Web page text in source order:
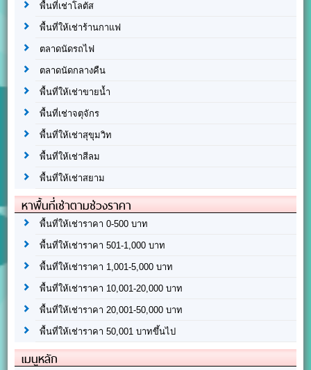
พื้นที่เช่าโลตัส
พื้นที่ให้เช่าร้านกาแฟ
ตลาดนัดรถไฟ
ตลาดนัดกลางคืน
พื้นที่ให้เช่าขายน้ำ
พื้นที่เช่าจตุจักร
พื้นที่ให้เช่าสุขุมวิท
พื้นที่ให้เช่าสีลม
พื้นที่ให้เช่าสยาม
หาพื้นที่เช่าตามช่วงราคา
พื้นที่ให้เช่าราคา 0-500 บาท
พื้นที่ให้เช่าราคา 501-1,000 บาท
พื้นที่ให้เช่าราคา 1,001-5,000 บาท
พื้นที่ให้เช่าราคา 10,001-20,000 บาท
พื้นที่ให้เช่าราคา 20,001-50,000 บาท
พื้นที่ให้เช่าราคา 50,001 บาทขึ้นไป
เมนูหลัก